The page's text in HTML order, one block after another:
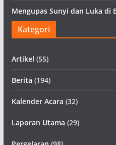
Mengupas Sunyi dan Luka di
Kategori
Artikel (55)
Berita (194)
Kalender Acara (32)
Laporan Utama (29)